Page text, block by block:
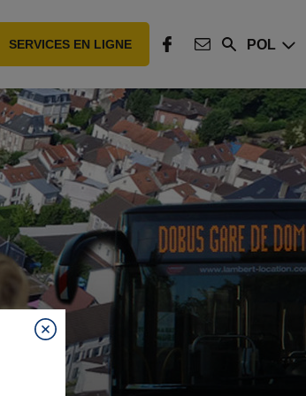
Fermer
SERVICES EN LIGNE
FACEBOOK
CONTACT
Rechercher
POL